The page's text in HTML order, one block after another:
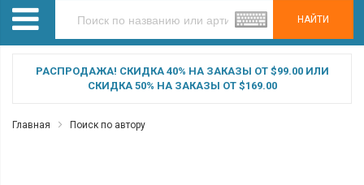
НАЙТИ
РАСПРОДАЖА! СКИДКА 40% НА ЗАКАЗЫ ОТ $99.00 ИЛИ
СКИДКА 50% НА ЗАКАЗЫ ОТ $169.00
Главная Поиск по автору